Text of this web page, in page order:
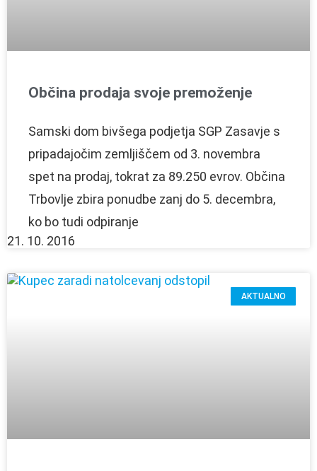
Občina prodaja svoje premoženje
Samski dom bivšega podjetja SGP Zasavje s
pripadajočim zemljiščem od 3. novembra
spet na prodaj, tokrat za 89.250 evrov. Občina
Trbovlje zbira ponudbe zanj do 5. decembra,
ko bo tudi odpiranje
21. 10. 2016
AKTUALNO